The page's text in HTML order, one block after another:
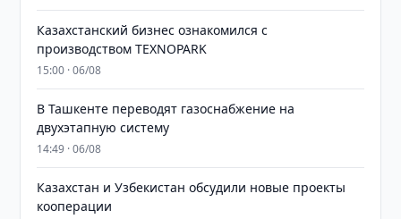
Казахстанский бизнес ознакомился с
производством TEXNOPARK
15:00 · 06/08
В Ташкенте переводят газоснабжение на
двухэтапную систему
14:49 · 06/08
Казахстан и Узбекистан обсудили новые проекты
кооперации